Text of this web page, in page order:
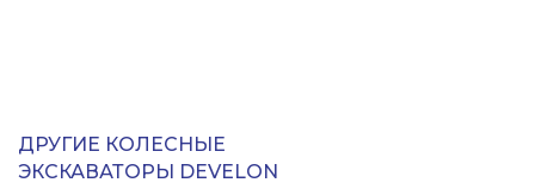
ДРУГИЕ КОЛЕСНЫЕ
ЭКСКАВАТОРЫ DEVELON